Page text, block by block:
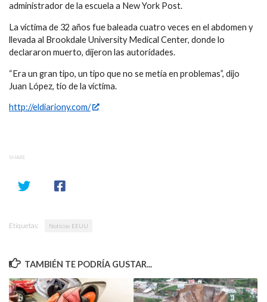
administrador de la escuela a New York Post.
La víctima de 32 años fue baleada cuatro veces en el abdomen y
llevada al Brookdale University Medical Center, donde lo
declararon muerto, dijeron las autoridades.
“Era un gran tipo, un tipo que no se metía en problemas”, dijo
Juan López, tío de la víctima.
http://eldiariony.com/
SHARE
Etiquetas: Noticias EEUU
TAMBIÉN TE PODRÍA GUSTAR...